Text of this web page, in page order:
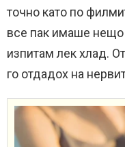
точно като по
все пак имаше нещо
изпитам лек хлад.
го отдадох на